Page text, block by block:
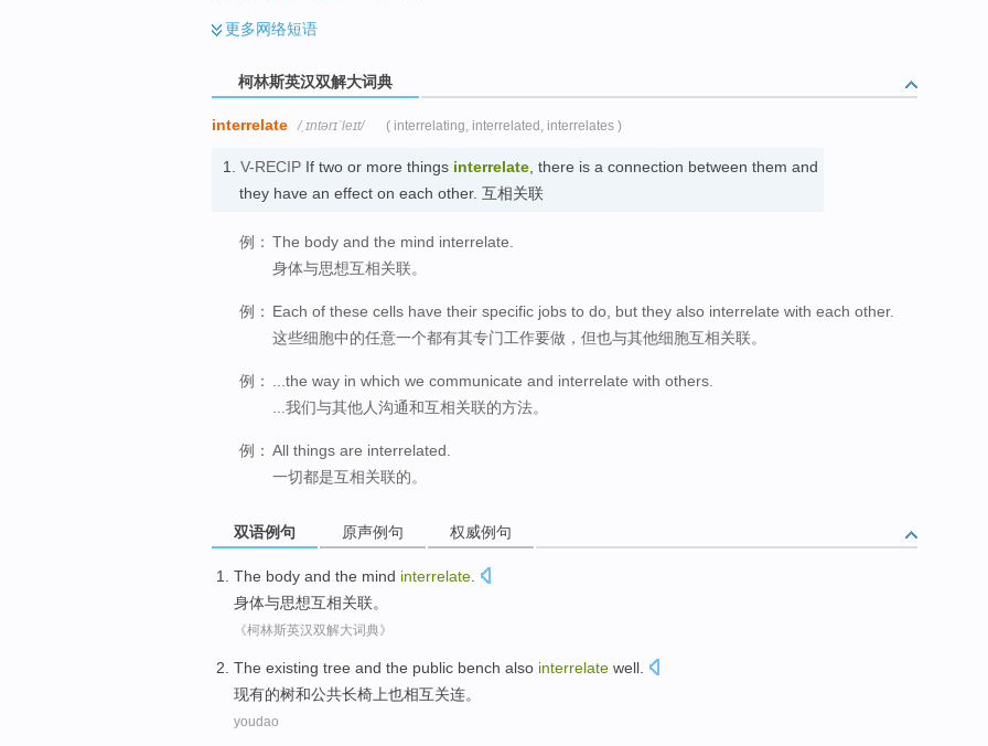
更多网络短语
柯林斯英汉双解大词典
interrelate /ˌɪntərɪˈleɪt/ ( interrelating, interrelated, interrelates )
1. V-RECIP If two or more things interrelate, there is a connection between them and
they have an effect on each other. 互相关联
例： The body and the mind interrelate.
身体与思想互相关联。
例： Each of these cells have their specific jobs to do, but they also interrelate with each other.
这些细胞中的任意一个都有其专门工作要做，但也与其他细胞互相关联。
例： ...the way in which we communicate and interrelate with others.
...我们与其他人沟通和互相关联的方法。
例： All things are interrelated.
一切都是互相关联的。
双语例句 原声例句 权威例句
The body and the mind interrelate
身体与思想互相关联。
《柯林斯英汉双解大词典》
The existing tree and the public bench also interrelate well
现有的树和公共长椅上也相互关连。
youdao